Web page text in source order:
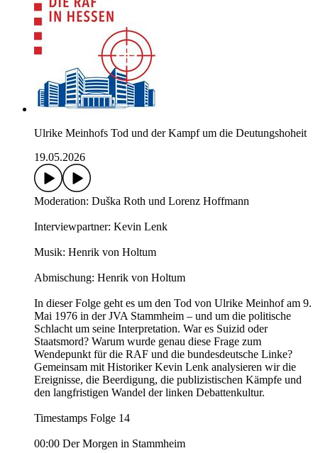
Ulrike Meinhofs Tod und der Kampf um die Deutungshoheit
19.05.2026
Moderation: Duška Roth und Lorenz Hoffmann
Interviewpartner: Kevin Lenk
Musik: Henrik von Holtum
Abmischung: Henrik von Holtum
In dieser Folge geht es um den Tod von Ulrike Meinhof am 9.
Mai 1976 in der JVA Stammheim – und um die politische
Schlacht um seine Interpretation. War es Suizid oder
Staatsmord? Warum wurde genau diese Frage zum
Wendepunkt für die RAF und die bundesdeutsche Linke?
Gemeinsam mit Historiker Kevin Lenk analysieren wir die
Ereignisse, die Beerdigung, die publizistischen Kämpfe und
den langfristigen Wandel der linken Debattenkultur.
Timestamps Folge 14
00:00 Der Morgen in Stammheim